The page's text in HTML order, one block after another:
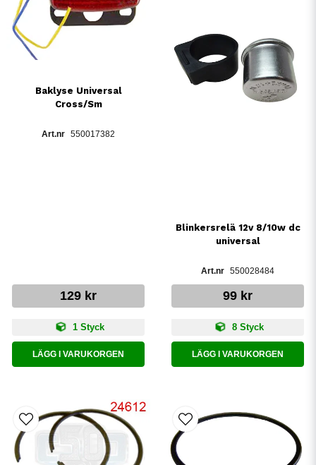
Baklyse Universal
Cross/Sm
550017382
129 kr
1 Styck
LÄGG I VARUKORGEN
Blinkersrelä 12v 8/10w dc
universal
550028484
99 kr
8 Styck
LÄGG I VARUKORGEN